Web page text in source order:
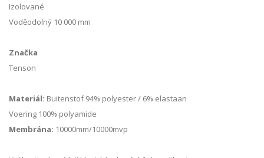
Izolované
Voděodolný 10 000 mm
Značka
Tenson
Materiál: Buitenstof 94% polyester / 6% elastaan
Voering 100% polyamide
Membrána: 10000mm/10000mvp